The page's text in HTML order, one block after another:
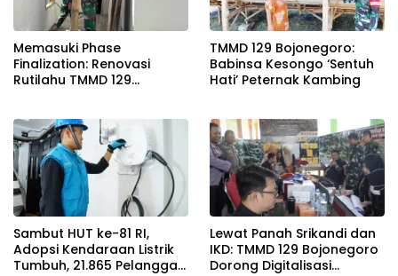
Memasuki Phase
Finalization: Renovasi
Rutilahu TMMD 129
TMMD 129 Bojonegoro:
Babinsa Kesongo ‘Sentuh
Hati’ Peternak Kambing
Sambut HUT ke-81 RI,
Adopsi Kendaraan Listrik
Tumbuh, 21.865 Pelanggan
Lewat Panah Srikandi dan
IKD: TMMD 129 Bojonegoro
Dorong Digitalisasi